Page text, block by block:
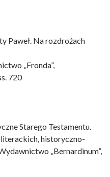
Paweł. Na rozdrożach
„Fronda”,
720
Starego Testamentu.
historyczno-
„Bernardinum”,